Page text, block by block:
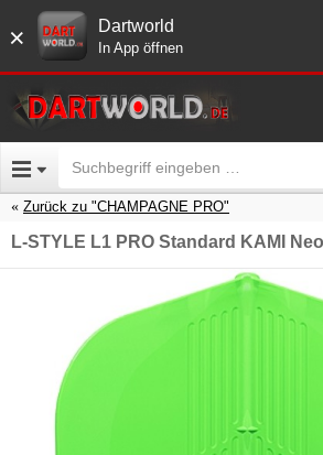
× Dartworld
In App öffnen
Zurück zu "CHAMPAGNE PRO"
L-STYLE L1 PRO Standard KAMI